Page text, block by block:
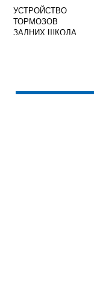
УСТРОЙСТВО
ТОРМОЗОВ
ЗАДНИХ ШКОДА